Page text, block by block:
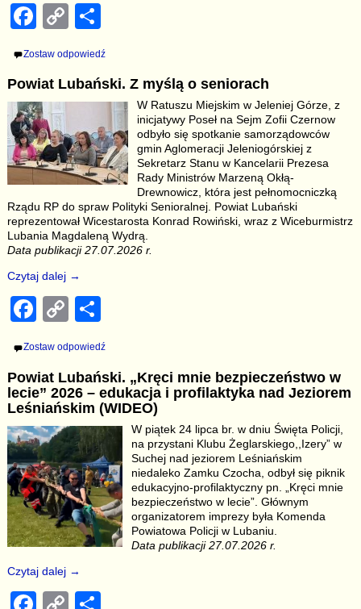
F
e
b
o
o
k
C
p
y
n
k
h
e
Zostaw odpowiedź
Powiat Lubański. Z myślą o seniorach
W Ratuszu Miejskim w Jeleniej Górze, z
inicjatywy Poseł na Sejm Zofii Czernow
odbyło się spotkanie samorządowców
gmin Aglomeracji Jeleniogórskiej z
Sekretarz Stanu w Kancelarii Prezesa
Rady Ministrów Marzeną Okłą-
Drewnowicz, która jest pełnomocniczką
Rządu RP do spraw Polityki Senioralnej. Powiat Lubański
reprezentował Wicestarosta Konrad Rowiński, wraz z Wiceburmistrz
Lubania Magdaleną Wydrą.
Data publikacji 27.07.2026 r.
Czytaj dalej →
F
a
e
b
o
o
k
C
p
y
Li
n
k
h
e
Zostaw odpowiedź
Powiat Lubański. „Kręci mnie bezpieczeństwo w
lecie” 2026 – edukacja i profilaktyka nad Jeziorem
Leśniańskim (WIDEO)
W piątek 24 lipca br. w dniu Święta Policji,
na przystani Klubu Żeglarskiego,,Izery” w
Suchej nad jeziorem Leśniańskim
niedaleko Zamku Czocha, odbył się piknik
edukacyjno-profilaktyczny pn. „Kręci mnie
bezpieczeństwo w lecie”. Głównym
organizatorem imprezy była Komenda
Powiatowa Policji w Lubaniu.
Data publikacji 27.07.2026 r.
Czytaj dalej →